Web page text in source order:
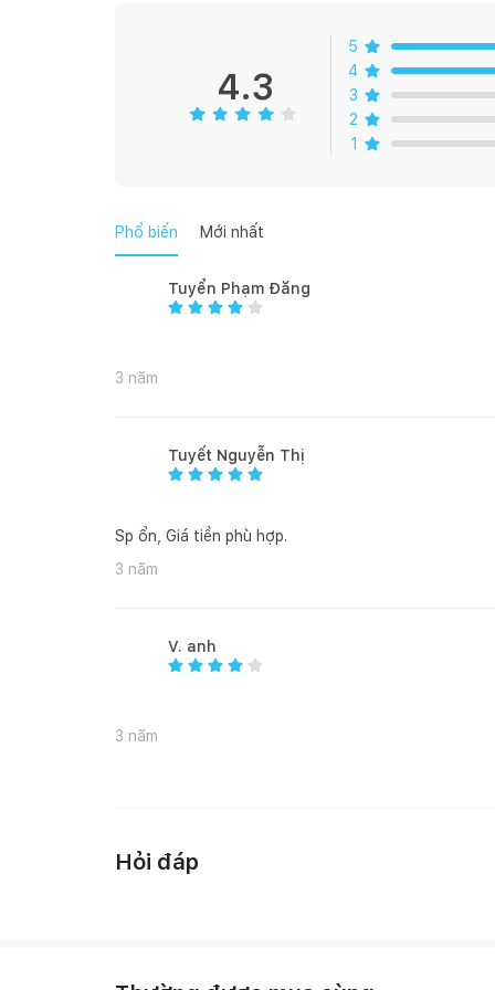
4.3
5
4
3
2
1
Phổ biến Mới nhất
Tuyển Phạm Đăng
3 năm
Tuyết Nguyễn Thị
Sp ổn, Giá tiền phù hợp.
3 năm
V. anh
3 năm
Hỏi đáp